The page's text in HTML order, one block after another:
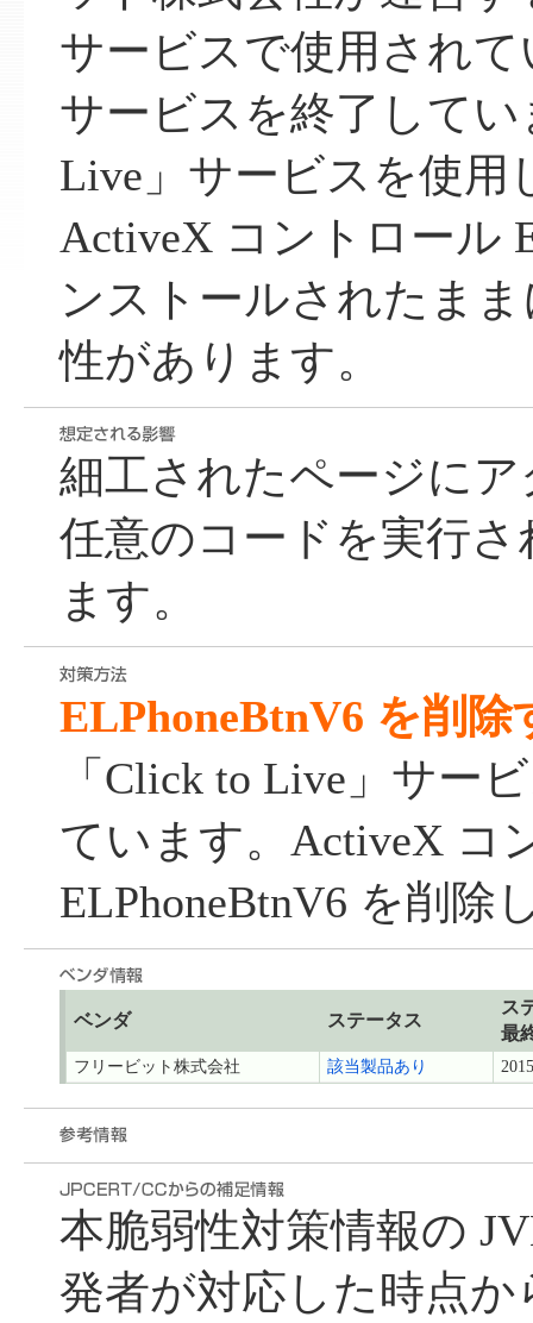
サービスで使用され
サービスを終了して
Live」サービスを使用
ActiveX コントロール
ンストールされたま
性があります。
細工されたページに
任意のコードを実行
ます。
ELPhoneBtnV6 を削除
「Click to Live」サー
ています。ActiveX コ
ELPhoneBtnV6 を削除
ベンダ ステータス
ス
最
フリービット株式会社 該当製品あり
本脆弱性対策情報の
発者が対応した時点か